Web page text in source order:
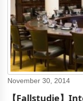
November 30, 2014
【Fallstudie】